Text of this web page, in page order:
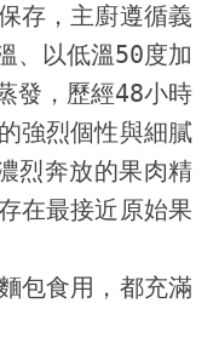
存，主廚遵循義
、以低溫50度加
發，歷經48小時
強烈個性與細膩
烈奔放的果肉精
在最接近原始果
包食用，都充滿